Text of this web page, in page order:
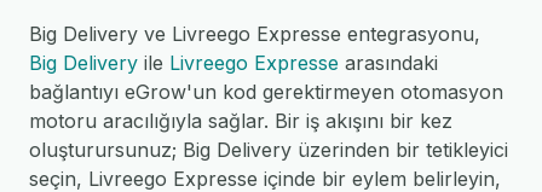
Big Delivery ve Livreego Expresse entegrasyonu,
Big Delivery ile Livreego Expresse arasındaki
bağlantıyı eGrow'un kod gerektirmeyen otomasyon
motoru aracılığıyla sağlar. Bir iş akışını bir kez
oluşturursunuz; Big Delivery üzerinden bir tetikleyici
seçin, Livreego Expresse içinde bir eylem belirleyin,